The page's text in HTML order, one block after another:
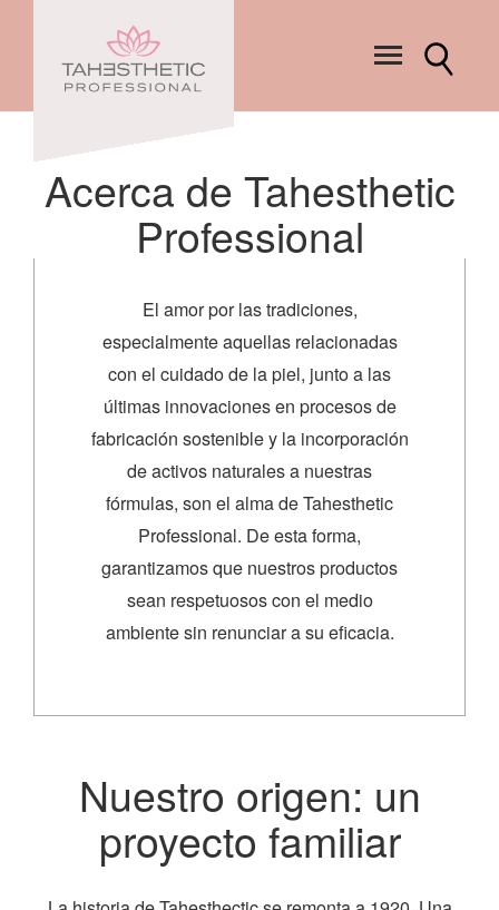
Acerca de Tahesthetic
Professional
El amor por las tradiciones,
especialmente aquellas relacionadas
con el cuidado de la piel, junto a las
últimas innovaciones en procesos de
fabricación sostenible y la incorporación
de activos naturales a nuestras
fórmulas, son el alma de Tahesthetic
Professional. De esta forma,
garantizamos que nuestros productos
sean respetuosos con el medio
ambiente sin renunciar a su eficacia.
Nuestro origen: un
proyecto familiar